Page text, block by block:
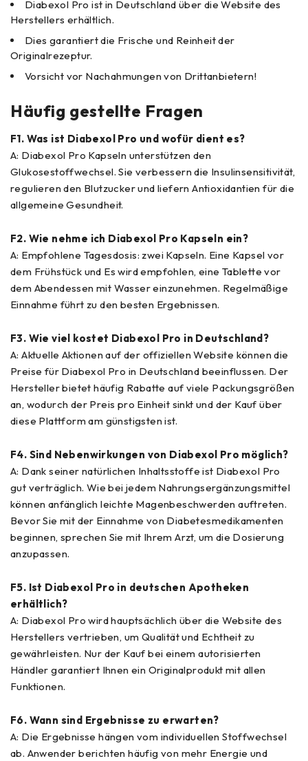
Diabexol Pro ist in Deutschland über die Website des
Herstellers erhältlich.
Dies garantiert die Frische und Reinheit der
Originalrezeptur.
Vorsicht vor Nachahmungen von Drittanbietern!
Häufig gestellte Fragen
F1. Was ist Diabexol Pro und wofür dient es?
A: Diabexol Pro Kapseln unterstützen den
Glukosestoffwechsel. Sie verbessern die Insulinsensitivität,
regulieren den Blutzucker und liefern Antioxidantien für die
allgemeine Gesundheit.
F2. Wie nehme ich Diabexol Pro Kapseln ein?
A: Empfohlene Tagesdosis: zwei Kapseln. Eine Kapsel vor
dem Frühstück und Es wird empfohlen, eine Tablette vor
dem Abendessen mit Wasser einzunehmen. Regelmäßige
Einnahme führt zu den besten Ergebnissen.
F3. Wie viel kostet Diabexol Pro in Deutschland?
A: Aktuelle Aktionen auf der offiziellen Website können die
Preise für Diabexol Pro in Deutschland beeinflussen. Der
Hersteller bietet häufig Rabatte auf viele Packungsgrößen
an, wodurch der Preis pro Einheit sinkt und der Kauf über
diese Plattform am günstigsten ist.
F4. Sind Nebenwirkungen von Diabexol Pro möglich?
A: Dank seiner natürlichen Inhaltsstoffe ist Diabexol Pro
gut verträglich. Wie bei jedem Nahrungsergänzungsmittel
können anfänglich leichte Magenbeschwerden auftreten.
Bevor Sie mit der Einnahme von Diabetesmedikamenten
beginnen, sprechen Sie mit Ihrem Arzt, um die Dosierung
anzupassen.
F5. Ist Diabexol Pro in deutschen Apotheken
erhältlich?
A: Diabexol Pro wird hauptsächlich über die Website des
Herstellers vertrieben, um Qualität und Echtheit zu
gewährleisten. Nur der Kauf bei einem autorisierten
Händler garantiert Ihnen ein Originalprodukt mit allen
Funktionen.
F6. Wann sind Ergebnisse zu erwarten?
A: Die Ergebnisse hängen vom individuellen Stoffwechsel
ab. Anwender berichten häufig von mehr Energie und